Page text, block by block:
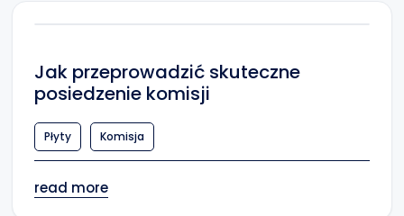
Jak przeprowadzić skuteczne
posiedzenie komisji
Płyty Komisja
read more